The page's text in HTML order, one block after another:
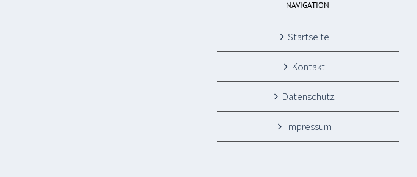
NAVIGATION
Startseite
Kontakt
Datenschutz
Impressum